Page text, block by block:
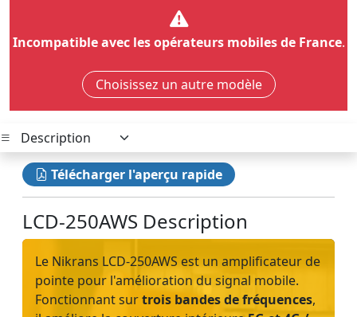
Incompatible avec les opérateurs mobiles de France.
Choisissez un autre modèle
Télécharger l'aperçu rapide
LCD-250AWS Description
Le Nikrans LCD-250AWS est un amplificateur de
pointe pour l'amélioration du signal mobile.
Fonctionnant surtrois bandes de fréquences,